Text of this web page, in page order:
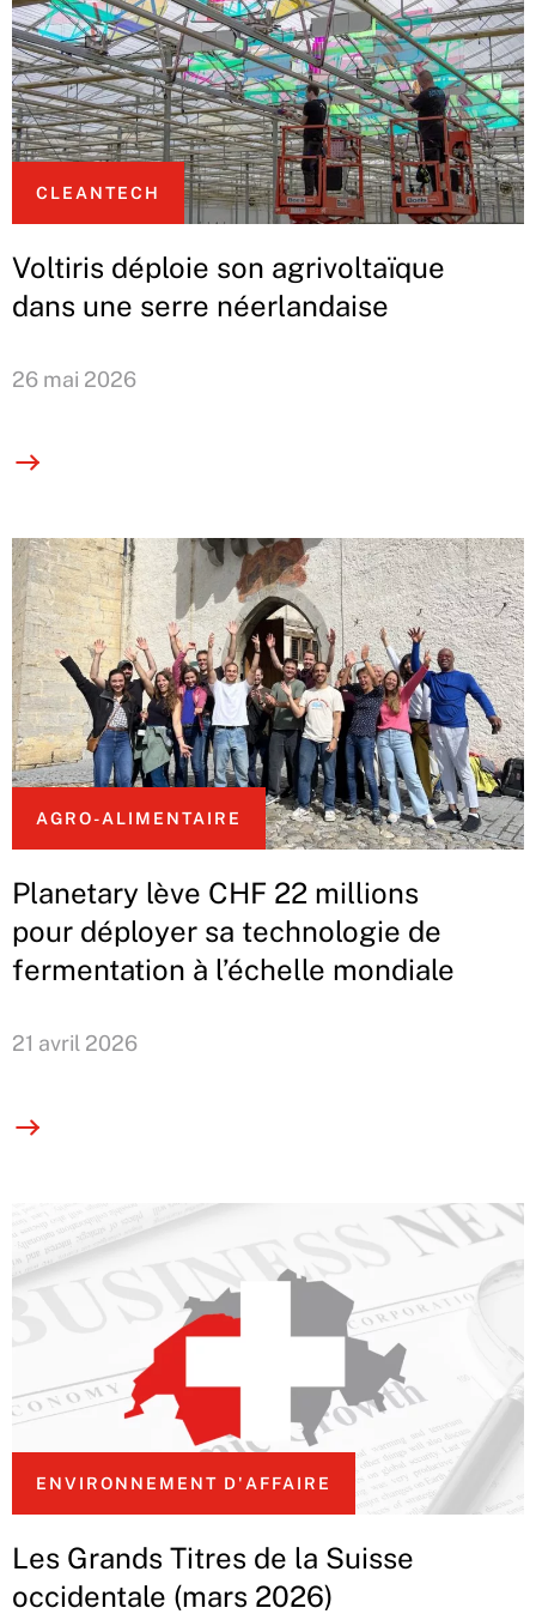
CLEANTECH
Voltiris déploie son agrivoltaïque
dans une serre néerlandaise
26 mai 2026
AGRO-ALIMENTAIRE
Planetary lève CHF 22 millions
pour déployer sa technologie de
fermentation à l’échelle mondiale
21 avril 2026
ENVIRONNEMENT D'AFFAIRE
Les Grands Titres de la Suisse
occidentale (mars 2026)